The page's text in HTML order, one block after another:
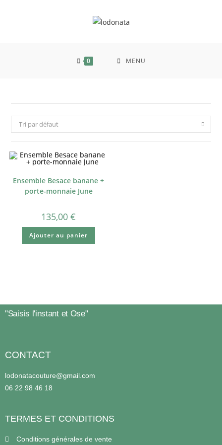
0 MENU
Tri par défaut
Ensemble Besace banane +
porte-monnaie June
135,00€
Ajouter au panier
"Saisis l'instant et Ose"
CONTACT
lodonatacouture@gmail.com
06 22 98 46 18
TERMES ET CONDITIONS
Conditions générales de vente